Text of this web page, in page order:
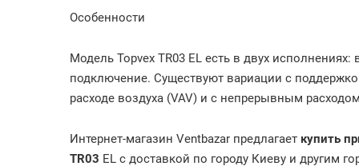
Особенности
Модель Topvex TR03 EL есть в двух исполнениях:
подключение. Существуют вариации с
расходе воздуха (VAV) и c непрерывным
Интернет-магазин Ventbazar предлагает купить
TR03 EL с доставкой по городу Киеву и другим